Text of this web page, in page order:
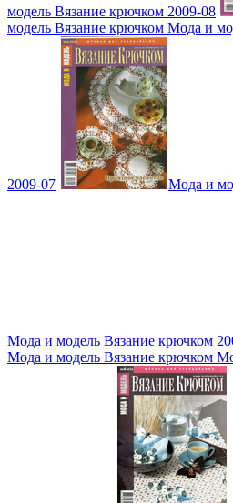
модель Вязание крючком 2009-08
модель Вязание крючком Мода и
2009-07 Мода и
Мода и модель Вязание крючком
Мода и модель Вязание крючком